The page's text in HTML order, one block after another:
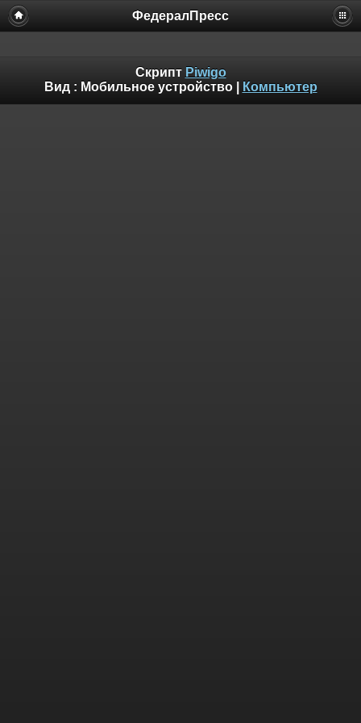
ФедералПресс
Скрипт Piwigo
Вид : Мобильное устройство| Компьютер